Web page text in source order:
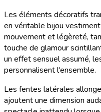
Les éléments décoratifs
en véritable bijou
mouvement et légèreté,
touche de glamour
un effet sensuel assumé,
personnalisent l'ensemble.
Les fentes latérales
ajoutent une dimension